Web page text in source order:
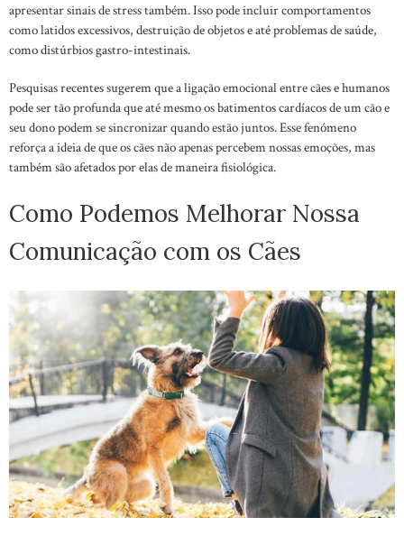
apresentar sinais de stress também. Isso pode incluir comportamentos
como latidos excessivos, destruição de objetos e até problemas de saúde,
como distúrbios gastro-intestinais.
Pesquisas recentes sugerem que a ligação emocional entre cães e humanos
pode ser tão profunda que até mesmo os batimentos cardíacos de um cão e
seu dono podem se sincronizar quando estão juntos. Esse fenómeno
reforça a ideia de que os cães não apenas percebem nossas emoções, mas
também são afetados por elas de maneira fisiológica.
Como Podemos Melhorar Nossa
Comunicação com os Cães